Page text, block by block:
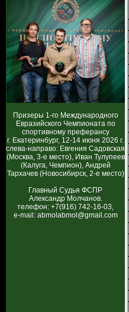
Призеры 1-го Международного
Евразийского Чемпионата по
спортивному преферансу
г. Екатеринбург, 12-14 июня 2026 г.
слева-направо: Евгения Садовская
(Москва, 3-е место), Иван Тулупеев
(Калуга, Чемпион), Андрей
Тархачев (Новосибирск, 2-е место)
Главный Судья ФСПР
Александр Молчанов.
телефон: +7(916) 742-16-03,
e-mail: abmolabmol@gmail.com